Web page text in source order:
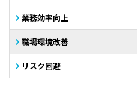
業務効率向上
職場環境改善
リスク回避